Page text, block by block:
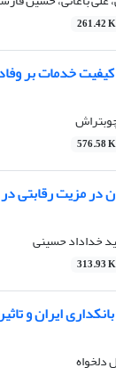
261.42 K
خدمات بر
576.58 K
در مزیت
خداداد حسینی
313.93 K
ایران و
دلخواه